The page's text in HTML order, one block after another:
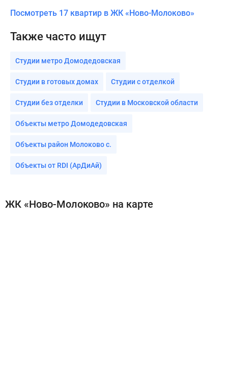
Посмотреть 17 квартир в ЖК «Ново-Молоково»
Также часто ищут
Студии метро Домодедовская
Студии в готовых домах Студии с отделкой
Студии без отделки Студии в Московской области
Объекты метро Домодедовская
Объекты район Молоково с.
Объекты от RDI (АрДиАй)
ЖК «Ново-Молоково» на карте